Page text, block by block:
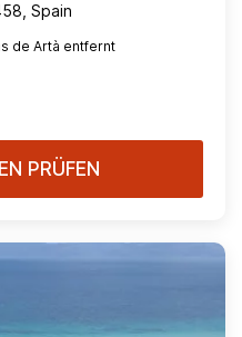
Spain
de Artà entfernt
PRÜFEN